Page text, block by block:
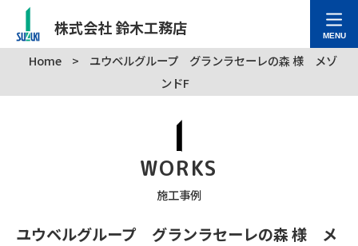
株式会社 鈴木工務店 MENU
Home >
ユウベルグループ グランラセーレの森 様 メゾ
ンドF
WORKS
施工事例
ユウベルグループ グランラセーレの森 様 メ